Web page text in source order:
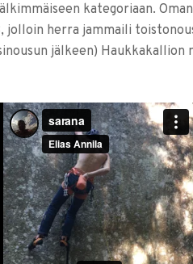
kategoriaan.
jolloin herra jammaili
jälkeen) Haukkakallion